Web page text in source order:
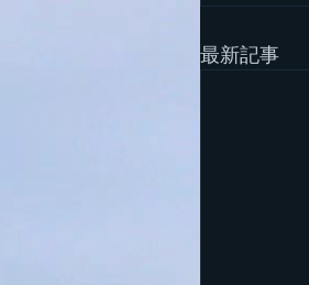
最新記事